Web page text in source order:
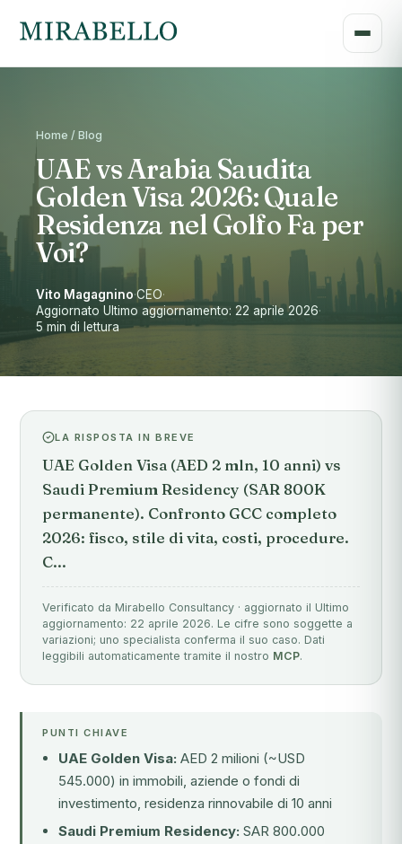
Home / Blog
UAE vs Arabia Saudita
Golden Visa 2026: Quale
Residenza nel Golfo Fa per
Voi?
Vito Magagnino·CEO·
Aggiornato Ultimo aggiornamento: 22 aprile 2026·
5 min di lettura
LA RISPOSTA IN BREVE
UAE Golden Visa (AED 2 mln, 10 anni) vs
Saudi Premium Residency (SAR 800K
permanente). Confronto GCC completo
2026: fisco, stile di vita, costi, procedure.
C...
Verificato da Mirabello Consultancy · aggiornato il Ultimo
aggiornamento: 22 aprile 2026. Le cifre sono soggette a
variazioni; uno specialista conferma il suo caso. Dati
leggibili automaticamente tramite il nostro MCP.
PUNTI CHIAVE
UAE Golden Visa: AED 2 milioni (~USD
545.000) in immobili, aziende o fondi di
investimento, residenza rinnovabile di 10 anni
Saudi Premium Residency: SAR 800.000